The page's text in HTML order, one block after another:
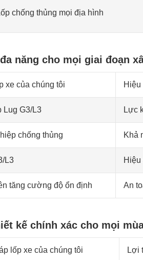
chống thủng mọi địa hình
năng cho mọi giai đoạn
xe của chúng tôi Hiệu
Lug G3/L3 Lực
chống thủng Khả
L3 Hiệu
tăng cường độ ổn định An
kế chính xác cho mọi
lốp xe của chúng tôi Lợi